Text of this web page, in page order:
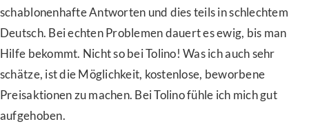
schablonenhafte Antworten und dies teils in schlechtem
Deutsch. Bei echten Problemen dauert es ewig, bis man
Hilfe bekommt. Nicht so bei Tolino! Was ich auch sehr
schätze, ist die Möglichkeit, kostenlose, beworbene
Preisaktionen zu machen. Bei Tolino fühle ich mich gut
aufgehoben.